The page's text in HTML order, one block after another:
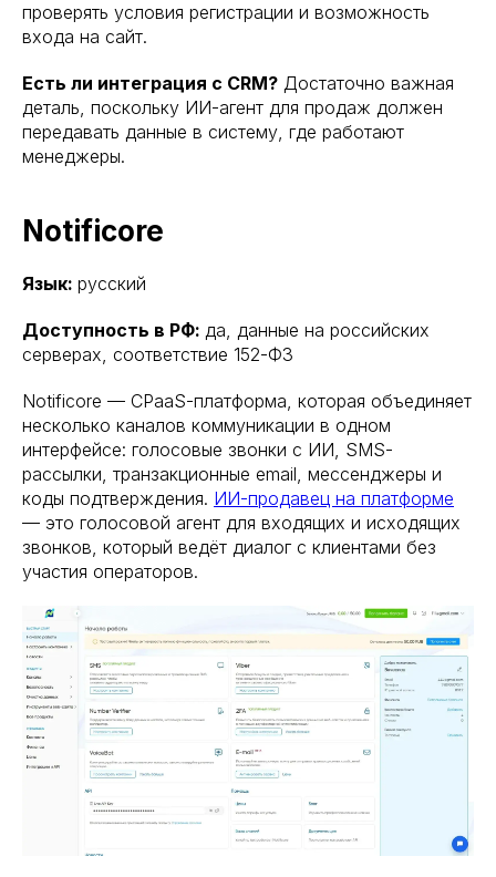
проверять условия регистрации и возможность
входа на сайт.
Есть ли интеграция с CRM? Достаточно важная
деталь, поскольку ИИ-агент для продаж должен
передавать данные в систему, где работают
менеджеры.
Notificore
Язык: русский
Доступность в РФ: да, данные на российских
серверах, соответствие 152-ФЗ
Notificore — CPaaS-платформа, которая объединяет
несколько каналов коммуникации в одном
интерфейсе: голосовые звонки с ИИ, SMS-
рассылки, транзакционные email, мессенджеры и
коды подтверждения. ИИ-продавец на платформе
— это голосовой агент для входящих и исходящих
звонков, который ведёт диалог с клиентами без
участия операторов.